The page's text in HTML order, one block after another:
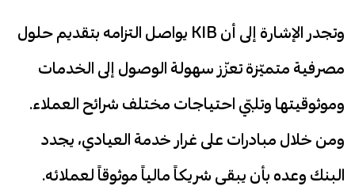
وتجدر الإشارة إلى أن KIB يواصل التزامه بتقديم حلول
مصرفية متميّزة تعزّز سهولة الوصول إلى الخدمات
وموثوقيتها وتلبّي احتياجات مختلف شرائح العملاء.
ومن خلال مبادرات على غرار خدمة العيادي، يجدد
البنك وعده بأن يبقى شريكاً مالياً موثوقاً لعملائه.